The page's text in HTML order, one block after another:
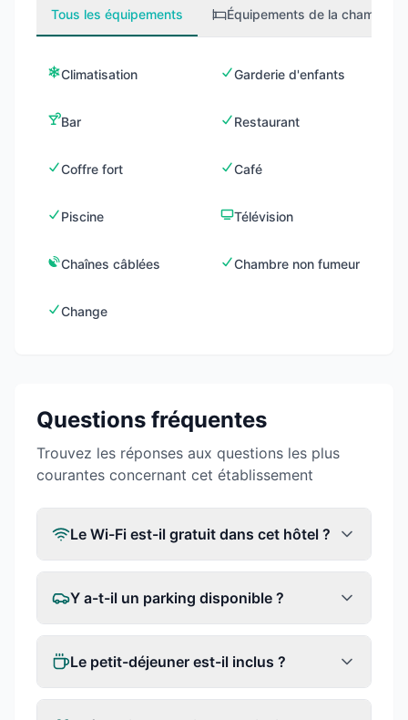
Tous les équipements Équipements de la chambre
Climatisation Garderie d'enfants
Bar Restaurant
Coffre fort Café
Piscine Télévision
Chaînes câblées Chambre non fumeur
Change
Questions fréquentes
Trouvez les réponses aux questions les plus
courantes concernant cet établissement
Le Wi-Fi est-il gratuit dans cet hôtel ?
Y a-t-il un parking disponible ?
Le petit-déjeuner est-il inclus ?